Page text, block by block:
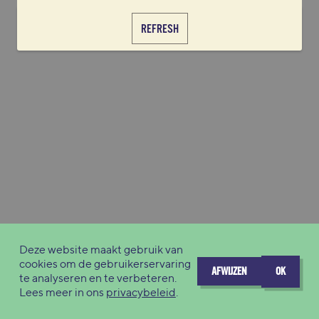
REFRESH
Deze website maakt gebruik van
cookies om de gebruikerservaring
te analyseren en te verbeteren.
Lees meer in ons privacybeleid.
AFWIJZEN OK